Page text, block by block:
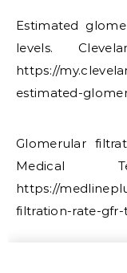
Estimated
levels.
https://
estimated-
Glomerular
Medical
https://
filtration-rate-gfr-